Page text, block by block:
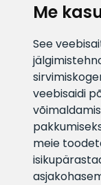
Me
See
veebisaidi
meie
info@veefiltrid.ee
Vaata tööaegu
Reti tee 11, Peetri,
maakond, Estonia